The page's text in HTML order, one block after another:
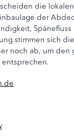
die
der
Spänefluss
stimmen sich die
noch ab, um den